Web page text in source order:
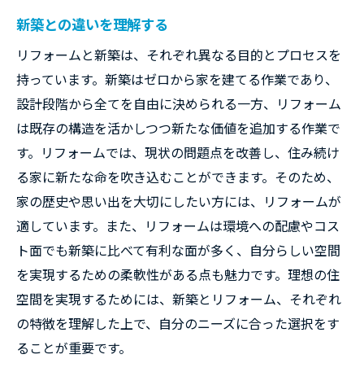
新築との違いを理解する
リフォームと新築は、それぞれ異なる目的とプロセスを
持っています。新築はゼロから家を建てる作業であり、
設計段階から全てを自由に決められる一方、リフォーム
は既存の構造を活かしつつ新たな価値を追加する作業で
す。リフォームでは、現状の問題点を改善し、住み続け
る家に新たな命を吹き込むことができます。そのため、
家の歴史や思い出を大切にしたい方には、リフォームが
適しています。また、リフォームは環境への配慮やコス
ト面でも新築に比べて有利な面が多く、自分らしい空間
を実現するための柔軟性がある点も魅力です。理想の住
空間を実現するためには、新築とリフォーム、それぞれ
の特徴を理解した上で、自分のニーズに合った選択をす
ることが重要です。